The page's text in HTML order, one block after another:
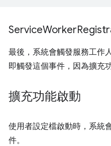
ServiceWorker
最後，系統會觸發服務工作
即觸發這個事件，因為擴充
擴充功能啟動
使用者設定檔啟動時，系統
件。